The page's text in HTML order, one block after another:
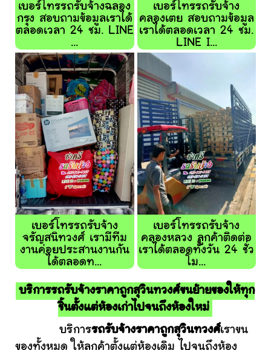
เบอร์โทรรถรับจ้างฉลอง
กรุง สอบถามข้อมูลเราได้
ตลอดเวลา 24 ชม. LINE
...
เบอร์โทรรถรับจ้าง
คลองเตย สอบถามข้อมูล
เราได้ตลอดเวลา 24 ชม.
LINE I...
เบอร์โทรรถรับจ้าง
จรัญสนิทวงศ์ เรามีทีม
งานค่อยประสานงานกัน
ได้ตลอดท...
เบอร์โทรรถรับจ้าง
คลองหลวง ลูกค้าติดต่อ
เราได้ตลอดทั้งวัน 24 ชั่ว
โม...
บริการรถรับจ้างราคาถูกสุวินทวงศ์ขนย้ายของให้ทุก
ชิ้นตั้งแต่ห้องเก่าไปจนถึงห้องใหม่
บริการรถรับจ้างราคาถูกสุวินทวงศ์เราขน
ของทั้งหมด ให้ลูกค้าตั้งแต่ห้องเดิม ไปจนถึงห้อง